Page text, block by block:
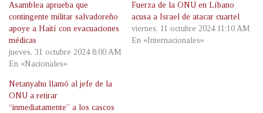
Asamblea aprueba que
contingente militar salvadoreño
apoye a Haití con evacuaciones
médicas
jueves, 31 octubre 2024 8:00 AM
En «Nacionales»
Fuerza de la ONU en Líbano
acusa a Israel de atacar cuartel
viernes, 11 octubre 2024 11:10 AM
En «Internacionales»
Netanyahu llamó al jefe de la
ONU a retirar
“inmediatamente” a los cascos